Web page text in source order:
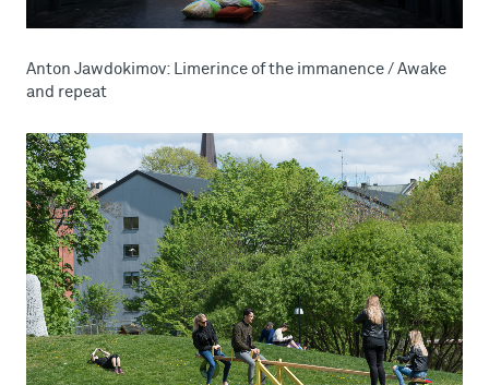
Anton Jawdokimov: Limerince of the immanence / Awake
and repeat